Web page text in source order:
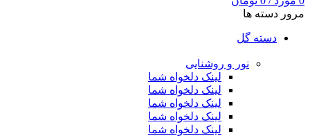
مرور دسته ها
دسته گل
نور و روشنایی
لینک دلخواه شما
لینک دلخواه شما
لینک دلخواه شما
لینک دلخواه شما
لینک دلخواه شما